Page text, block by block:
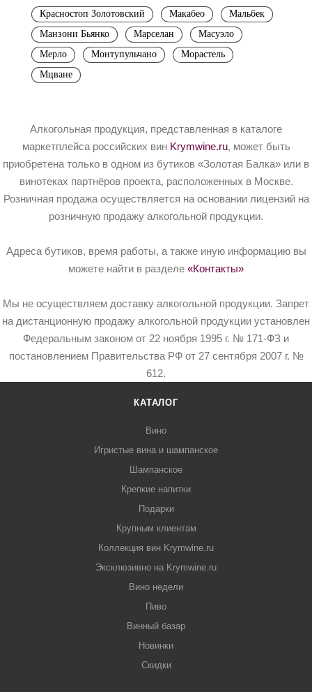
Красностоп Золотовский Макабео
Мальбек
Манзони Бьянко
Марселан
Масуэло
Мерло
Монтупульчано
Морастель
Мцване
Алкогольная продукция, представленная в каталоге
маркетплейса российских вин Krymwine.ru, может быть
приобретена только в одном из бутиков «Золотая Балка» или в
винотеках партнёров проекта, расположенных в Москве.
Розничная продажа осуществляется на основании лицензий на
розничную продажу алкогольной продукции.
Адреса бутиков, время работы, а также иную информацию вы
можете найти в разделе «Контакты»
Мы не осуществляем доставку алкогольной продукции. Запрет
на дистанционную продажу алкогольной продукции установлен
Федеральным законом от 22 ноября 1995 г. № 171-ФЗ и
постановлением Правительства РФ от 27 сентября 2007 г. №
612.
КАТАЛОГ
Вино
Игристые вина и шампанское
Шампанское
Крепкие напитки
Подарки
Крупным клиентам
Коллекция вин Krymwine.ru
Эксклюзивно на Krymwine.ru
Вино недели
Пиво
Винный базар
Новинки
Скидки